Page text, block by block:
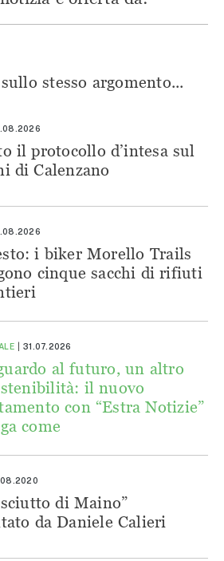
stesso argomento...
il protocollo d’intesa sul
di Calenzano
i biker Morello Trails
cinque sacchi di rifiuti
31.07.2026
al futuro, un altro
il nuovo
con “Estra Notizie”
come
di Maino”
da Daniele Calieri